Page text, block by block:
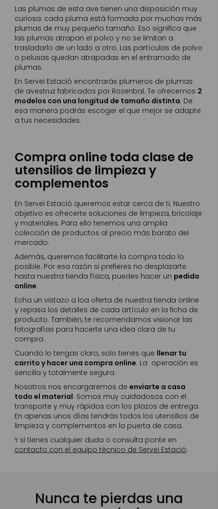
Las plumas de esta ave tienen una disposición muy
curiosa: cada pluma está formada por muchas más
plumas de muy pequeño tamaño. Eso significa que
las plumas atrapan el polvo y no se limitan a
trasladarlo de un lado a otro. Las partículas de polvo
o pelusas quedan atrapadas en el entramado de
plumas.
En Servei Estació encontrarás plumeros de plumas
de avestruz fabricados por Rozenbal. Te ofrecemos 2
modelos con una longitud de tamaño distinta. De
esa manera podrás escoger el que mejor se adapte
a tus necesidades.
Compra online toda clase de
utensilios de limpieza y
complementos
En Servei Estació queremos estar cerca de ti. Nuestro
objetivo es ofrecerte soluciones de limpieza, bricolaje
y materiales. Para ello tenemos una amplia
colección de productos al precio más barato del
mercado.
Además, queremos facilitarte la compra todo lo
posible. Por esa razón si prefieres no desplazarte
hasta nuestra tienda física, puedes hacer un pedido
online.
Echa un vistazo a loa oferta de nuestra tienda online
y repasa los detalles de cada artículo en la ficha de
producto. También, te recomendamos visionar las
fotografías para hacerte una idea clara de tu
compra.
Cuando lo tengas claro, solo tienes que llenar tu
carrito y hacer una compra online. La operación es
sencilla y totalmente segura.
Nosotros nos encargaremos de enviarte a casa
todo el material. Somos muy cuidadosos con el
transporte y muy rápidos con los plazos de entrega.
En apenas unos días tendrás todos los utensilios de
limpieza y complementos en la puerta de casa.
Y si tienes cualquier duda o consulta ponte en
contacto con el equipo técnico de Servei Estació.
Nunca te pierdas una